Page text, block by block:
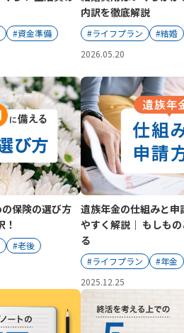
#資金準備
内訳を徹底解説
#ライフプラン #結婚
2026.05.20
保険の選び方
！
#老後
遺族年金の仕組みと申
やすく解説｜ もしも
る
#ライフプラン
#年金
2025.12.25